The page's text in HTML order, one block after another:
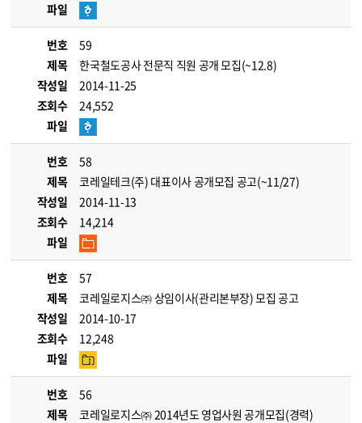
파일
번호
59
제목
한국철도공사 전문직 직원 공개 모집(~12.8)
작성일
2014-11-25
조회수
24,552
파일
번호
58
제목
코레일테크(주) 대표이사 공개모집 공고(~11/27)
작성일
2014-11-13
조회수
14,214
파일
번호
57
제목
코레일로지스㈜ 상임이사(관리본부장) 모집 공고
작성일
2014-10-17
조회수
12,248
파일
번호
56
제목
코레일로지스㈜ 2014년도 영업사원 공개모집(경력)